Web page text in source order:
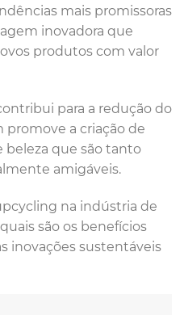
mais promissoras
inovadora que
produtos com valor
para a redução do
a criação de
que são tanto
amigáveis.
na indústria de
são os benefícios
inovações sustentáveis